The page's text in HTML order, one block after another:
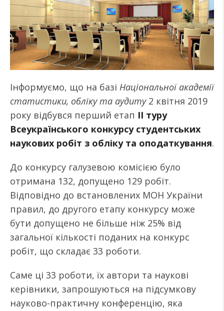
Інформуємо, що на базі Національної академії
статистики, обліку та аудиту2 квітня 2019
року відбувся перший етап ІІ туру
Всеукраїнського конкурсу студентських
наукових робіт з обліку та оподаткування.
До конкурсу галузевою комісією було
отримана 132, допущено 129 робіт.
Відповідно до встановлених МОН України
правил, до другого етапу конкурсу може
бути допущено не більше ніж 25% від
загальної кількості поданих на конкурс
робіт, що складає 33 роботи.
Саме ці 33 роботи, їх автори та наукові
керівники, запрошуються на підсумкову
науково-практичну конференцію, яка